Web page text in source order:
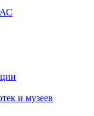
и музеев